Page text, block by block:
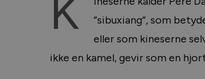
K
”sibuxiang”, som
eller som kineserne
ikke en kamel, gevir som en